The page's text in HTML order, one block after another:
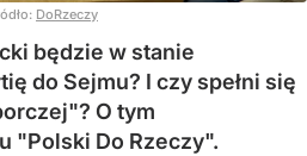
DoRzeczy
będzie w stanie
do Sejmu? I czy spełni się
O tym
"Polski Do Rzeczy".